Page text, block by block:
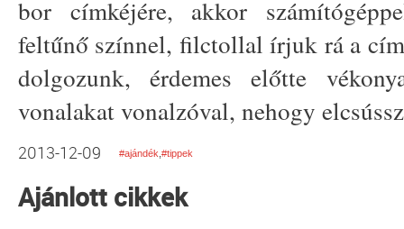
bor címkéjére, akkor
feltűnő színnel, filctollal írjuk rá a
dolgozunk, érdemes előtte
vonalakat vonalzóval, nehogy
2013-12-09 #ajándék #tippek
Ajánlott cikkek